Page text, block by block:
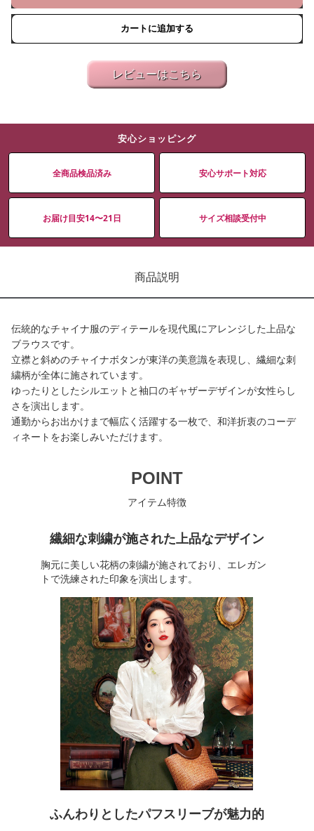
カートに追加する
レビューはこちら
安心ショッピング
全商品検品済み 安心サポート対応
お届け目安14〜21日 サイズ相談受付中
商品説明
伝統的なチャイナ服のディテールを現代風にアレンジした上品な
ブラウスです。
立襟と斜めのチャイナボタンが東洋の美意識を表現し、繊細な刺
繍柄が全体に施されています。
ゆったりとしたシルエットと袖口のギャザーデザインが女性らし
さを演出します。
通勤からお出かけまで幅広く活躍する一枚で、和洋折衷のコーデ
ィネートをお楽しみいただけます。
POINT
アイテム特徴
繊細な刺繍が施された上品なデザイン
胸元に美しい花柄の刺繍が施されており、エレガン
トで洗練された印象を演出します。
ふんわりとしたパフスリーブが魅力的